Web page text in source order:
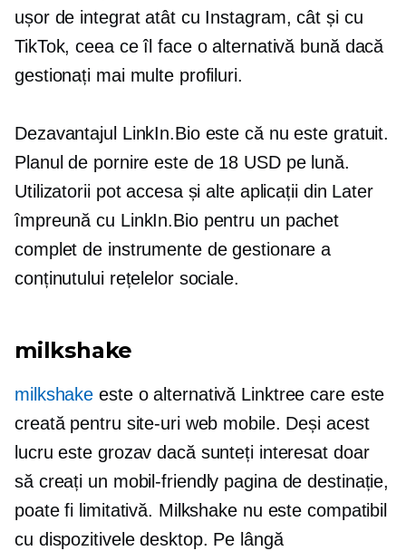
ușor de integrat atât cu Instagram, cât și cu
TikTok, ceea ce îl face o alternativă bună dacă
gestionați mai multe profiluri.
Dezavantajul LinkIn.Bio este că nu este gratuit.
Planul de pornire este de 18 USD pe lună.
Utilizatorii pot accesa și alte aplicații din Later
împreună cu LinkIn.Bio pentru un pachet
complet de instrumente de gestionare a
conținutului rețelelor sociale.
milkshake
milkshake este o alternativă Linktree care este
creată pentru site-uri web mobile. Deși acest
lucru este grozav dacă sunteți interesat doar
să creați un mobil-friendly pagina de destinație,
poate fi limitativă. Milkshake nu este compatibil
cu dispozitivele desktop. Pe lângă